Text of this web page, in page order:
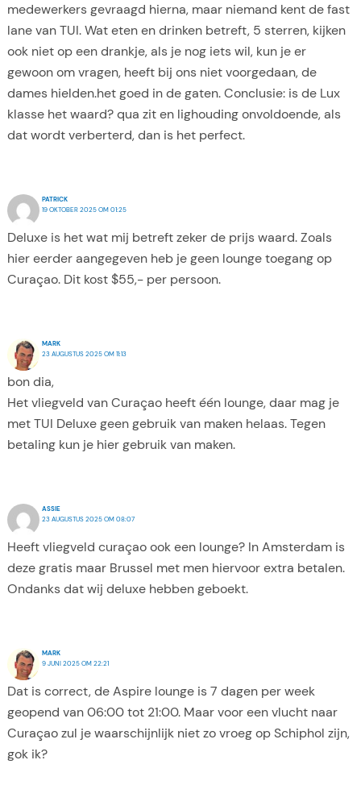
medewerkers gevraagd hierna, maar niemand kent de fast
lane van TUI. Wat eten en drinken betreft, 5 sterren, kijken
ook niet op een drankje, als je nog iets wil, kun je er
gewoon om vragen, heeft bij ons niet voorgedaan, de
dames hielden.het goed in de gaten. Conclusie: is de Lux
klasse het waard? qua zit en lighouding onvoldoende, als
dat wordt verberterd, dan is het perfect.
PATRICK
19 OKTOBER 2025 OM 01:25
Deluxe is het wat mij betreft zeker de prijs waard. Zoals
hier eerder aangegeven heb je geen lounge toegang op
Curaçao. Dit kost $55,- per persoon.
MARK
23 AUGUSTUS 2025 OM 11:13
bon dia,
Het vliegveld van Curaçao heeft één lounge, daar mag je
met TUI Deluxe geen gebruik van maken helaas. Tegen
betaling kun je hier gebruik van maken.
ASSIE
23 AUGUSTUS 2025 OM 08:07
Heeft vliegveld curaçao ook een lounge? In Amsterdam is
deze gratis maar Brussel met men hiervoor extra betalen.
Ondanks dat wij deluxe hebben geboekt.
MARK
9 JUNI 2025 OM 22:21
Dat is correct, de Aspire lounge is 7 dagen per week
geopend van 06:00 tot 21:00. Maar voor een vlucht naar
Curaçao zul je waarschijnlijk niet zo vroeg op Schiphol zijn,
gok ik?